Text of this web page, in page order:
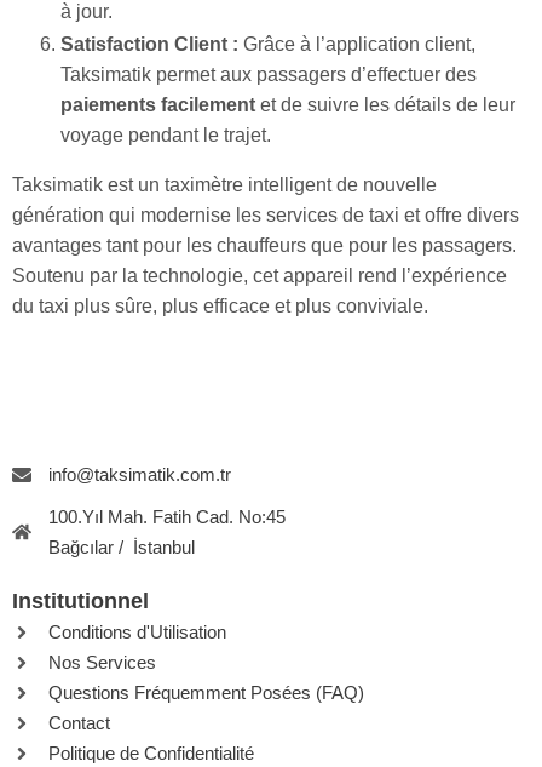
à jour.
Satisfaction Client : Grâce à l’application client,
Taksimatik permet aux passagers d’effectuer des
paiements facilement et de suivre les détails de leur
voyage pendant le trajet.
Taksimatik est un taximètre intelligent de nouvelle
génération qui modernise les services de taxi et offre divers
avantages tant pour les chauffeurs que pour les passagers.
Soutenu par la technologie, cet appareil rend l’expérience
du taxi plus sûre, plus efficace et plus conviviale.
info@taksimatik.com.tr
100.Yıl Mah. Fatih Cad. No:45
Bağcılar / İstanbul
Institutionnel
Conditions d'Utilisation
Nos Services
Questions Fréquemment Posées (FAQ)
Contact
Politique de Confidentialité